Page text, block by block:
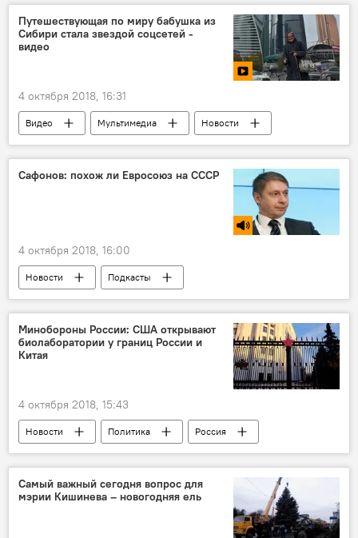
пневмония
актер
заболевание
лечение
Путешествующая по миру бабушка из
Сибири стала звездой соцсетей -
видео
4 октября 2018, 16:31
Видео Мультимедиа
Новости
Куда поехать отдыхать 2019
Россия
Сафонов: похож ли Евросоюз на СССР
4 октября 2018, 16:00
Новости
Подкасты
Сказано в эфире
Александр Сафонов
Брексит
Великобритания
Европейский союз
Минобороны России: США открывают
биолаборатории у границ России и
Китая
4 октября 2018, 15:43
Новости Политика
Россия
В мире
Россия
Игорь Кириллов
министерство обороны России
Самый важный сегодня вопрос для
мэрии Кишинева – новогодняя ель